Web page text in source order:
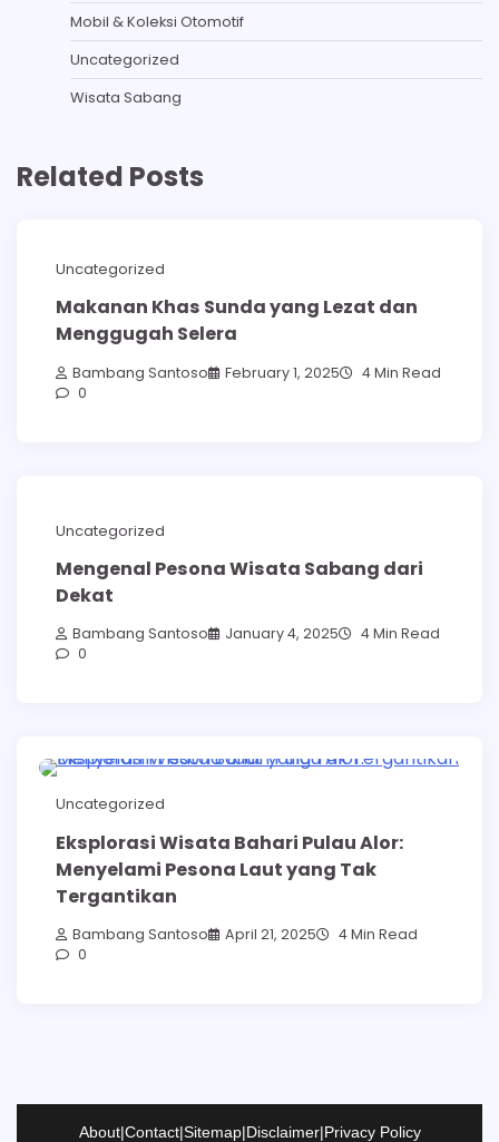
Mobil & Koleksi Otomotif
Uncategorized
Wisata Sabang
Related Posts
Uncategorized
Makanan Khas Sunda yang Lezat dan
Menggugah Selera
Bambang Santoso February 1, 2025
4 Min Read
0
Uncategorized
Mengenal Pesona Wisata Sabang dari
Dekat
Bambang Santoso January 4, 2025
4 Min Read
0
Uncategorized
Eksplorasi Wisata Bahari Pulau Alor:
Menyelami Pesona Laut yang Tak
Tergantikan
Bambang Santoso April 21, 2025
4 Min Read
0
About|Contact|Sitemap|Disclaimer|Privacy Policy